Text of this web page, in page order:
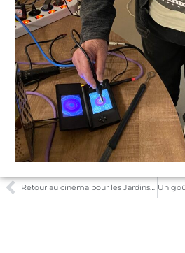
Retour au cinéma pour les Jardins de Nassandres